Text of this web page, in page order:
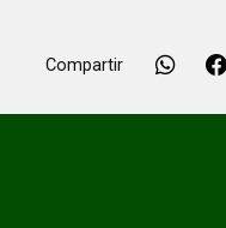
Compartir